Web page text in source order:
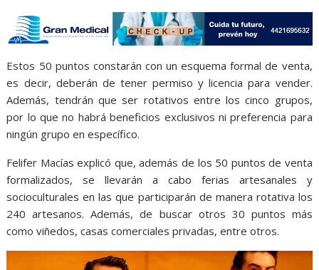
Estos 50 puntos constarán con un esquema formal de venta,
es decir, deberán de tener permiso y licencia para vender.
Además, tendrán que ser rotativos entre los cinco grupos,
por lo que no habrá beneficios exclusivos ni preferencia para
ningún grupo en específico.
Felifer Macías explicó que, además de los 50 puntos de venta
formalizados, se llevarán a cabo ferias artesanales y
socioculturales en las que participarán de manera rotativa los
240 artesanos. Además, de buscar otros 30 puntos más
como viñedos, casas comerciales privadas, entre otros.